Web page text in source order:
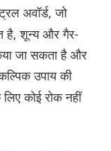
अवॉर्ड, जो
है, शून्य और गैर-
जा सकता है और
उपाय की
कोई रोक नहीं